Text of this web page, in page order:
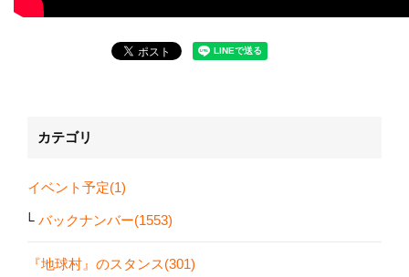
カテゴリ
イベント予定(1)
バックナンバー(1553)
『地球村』のスタンス(301)